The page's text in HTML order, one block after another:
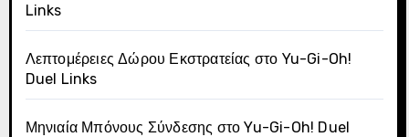
Links
Λεπτομέρειες Δώρου Εκστρατείας στο Yu-Gi-Oh!
Duel Links
Μηνιαία Μπόνους Σύνδεσης στο Yu-Gi-Oh! Duel